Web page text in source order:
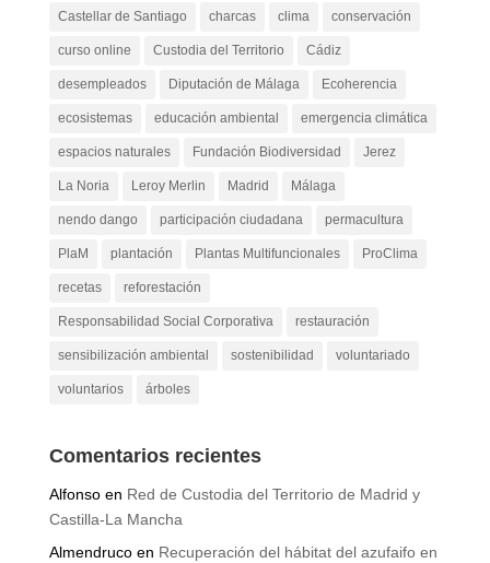
Castellar de Santiago charcas clima conservación
curso online Custodia del Territorio Cádiz
desempleados Diputación de Málaga Ecoherencia
ecosistemas educación ambiental emergencia climática
espacios naturales Fundación Biodiversidad Jerez
La Noria Leroy Merlin Madrid Málaga
nendo dango participación ciudadana permacultura
PlaM plantación Plantas Multifuncionales ProClima
recetas reforestación
Responsabilidad Social Corporativa restauración
sensibilización ambiental sostenibilidad voluntariado
voluntarios árboles
Comentarios recientes
Alfonsoen Red de Custodia del Territorio de Madrid y
Castilla-La Mancha
Almendrucoen Recuperación del hábitat del azufaifo en